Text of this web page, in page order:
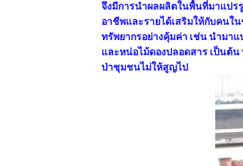
จึงมีการนำผลผลิตในพื้นที่มาแปร
อาชีพและรายได้เสริมให้กับคนใ
ทรัพยากรอย่างคุ้มค่า เช่น นำมา
และหน่อไม้ดองปลอดสาร เป็นต้
ป่าชุมชนไม่ให้สูญไป